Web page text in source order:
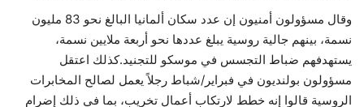
وقال مسؤولون أمنيون إن عدد سكان ألمانيا البالغ نحو 83 مليون
نسمة، بينهم جالية روسية يبلغ عددها نحو أربعة ملايين نسمة،
يستهدفهم ضباط التجسس في موسكو للتجنيد.كذلك اعتقل
مسؤولون بولنديون في فبراير/شباط رجلاً يعمل لصالح المخابرات
الروسية قالوا إنه خطط لارتكاب أعمال تخريب، بما في ذلك إضرام